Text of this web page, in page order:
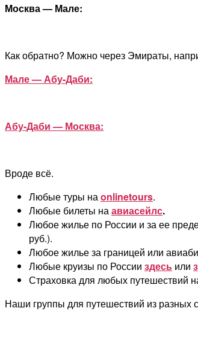
Москва — Мале:
Как обратно? Можно через Эмираты,
Мале — Абу-Даби:
Абу-Даби — Москва:
Вроде всё.
Любые туры наonlinetours.
Любые билеты наавиасейлс.
Любое жилье по России и за ее
руб.).
Любое жилье за границей или
Любые круизы по России здесь или
Страховка для любых путешествий
Наши группы для путешествий из разных